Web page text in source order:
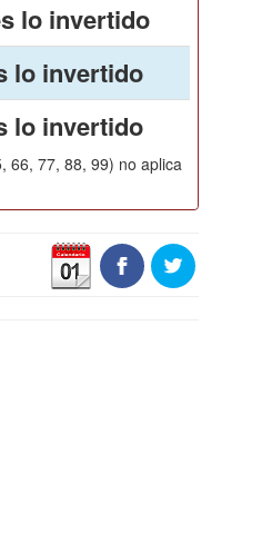
lo invertido
lo invertido
lo invertido
66, 77, 88, 99) no aplica